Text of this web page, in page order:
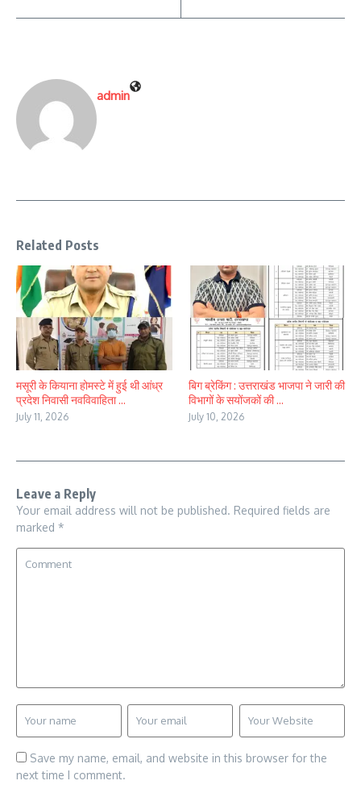
admin
Related Posts
मसूरी के कियाना होमस्टे में हुई थी आंध्र
प्रदेश निवासी नवविवाहिता ...
July 11, 2026
बिग ब्रेकिंग : उत्तराखंड भाजपा ने जारी की
विभागों के सयोंजकों की ...
July 10, 2026
Leave a Reply
Your email address will not be published. Required fields are
marked *
Save my name, email, and website in this browser for the
next time I comment.